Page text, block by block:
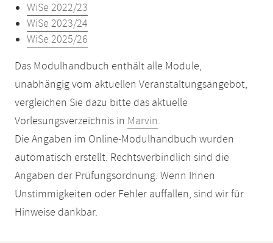
WiSe 2022/23
WiSe 2023/24
WiSe 2025/26
Das Modulhandbuch enthält alle Module,
unabhängig vom aktuellen Veranstaltungsangebot,
vergleichen Sie dazu bitte das aktuelle
Vorlesungsverzeichnis in Marvin.
Die Angaben im Online-Modulhandbuch wurden
automatisch erstellt. Rechtsverbindlich sind die
Angaben der Prüfungsordnung. Wenn Ihnen
Unstimmigkeiten oder Fehler auffallen, sind wir für
Hinweise dankbar.